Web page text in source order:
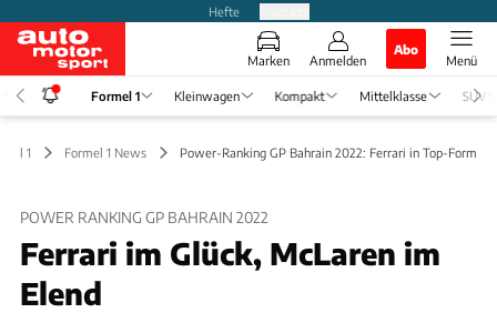
Hefte
Marken Anmelden
Abo
Menü
Formel 1 Kleinwagen Kompakt Mittelklasse SUV
1 Formel 1 News Power-Ranking GP Bahrain 2022: Ferrari in Top-Form
POWER RANKING GP BAHRAIN 2022
Ferrari im Glück, McLaren im
Elend